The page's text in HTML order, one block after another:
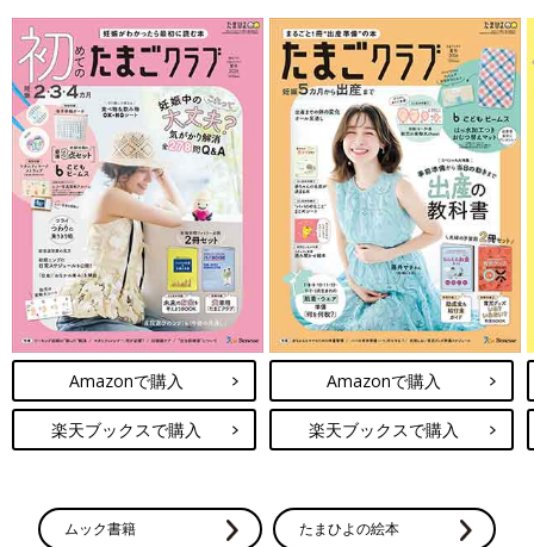
Amazonで購入
楽天ブックスで購入
Amazonで購入
楽天ブックスで購入
ムック書籍 たまひよの絵本